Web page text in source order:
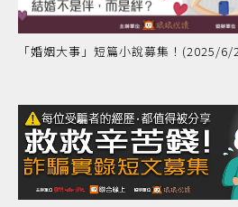
「婚姻大事」短篇小說募集！(2025/6/